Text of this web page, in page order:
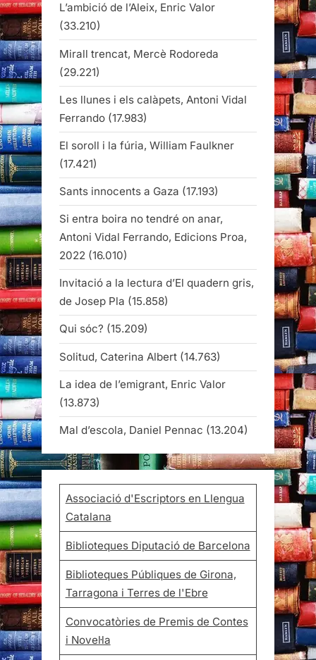
L’ambició de l’Aleix, Enric Valor
(33.210)
Mirall trencat, Mercè Rodoreda
(29.221)
Les llunes i els calàpets, Antoni Vidal
Ferrando (17.983)
El soroll i la fúria, William Faulkner
(17.421)
Sants innocents a Gaza (17.193)
Si entra boira no tendré on anar,
Antoni Vidal Ferrando, Edicions Proa,
2022 (16.010)
Invitació a la lectura d’El quadern gris,
de Josep Pla (15.858)
Qui sóc? (15.209)
Solitud, Caterina Albert (14.763)
La idea de l’emigrant, Enric Valor
(13.873)
Mal d’escola, Daniel Pennac (13.204)
Associació d'Escriptors en Llengua
Catalana
Biblioteques Diputació de Barcelona
Biblioteques Públiques de Girona,
Tarragona i Terres de l'Ebre
Convocatòries de Premis de Contes
i Novel·la